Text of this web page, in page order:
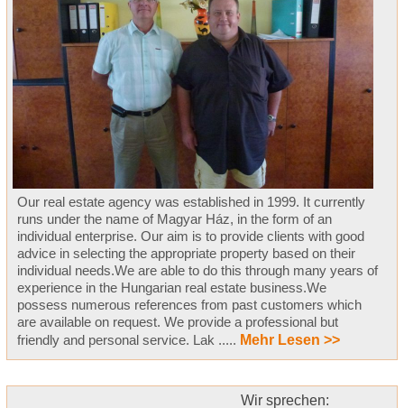
Our real estate agency was established in 1999. It currently
runs under the name of Magyar Ház, in the form of an
individual enterprise. Our aim is to provide clients with good
advice in selecting the appropriate property based on their
individual needs.We are able to do this through many years of
experience in the Hungarian real estate business.We
possess numerous references from past customers which
are available on request. We provide a professional but
friendly and personal service. Lak ..... Mehr Lesen >>
Wir sprechen: